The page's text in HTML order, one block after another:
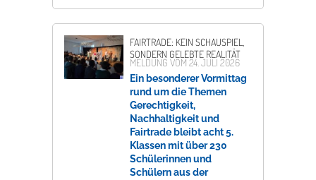
FAIRTRADE: KEIN SCHAUSPIEL,
SONDERN GELEBTE REALITÄT
MELDUNG VOM 24. JULI 2026
Ein besonderer Vormittag
rund um die Themen
Gerechtigkeit,
Nachhaltigkeit und
Fairtrade bleibt acht 5.
Klassen mit über 230
Schülerinnen und
Schülern aus der